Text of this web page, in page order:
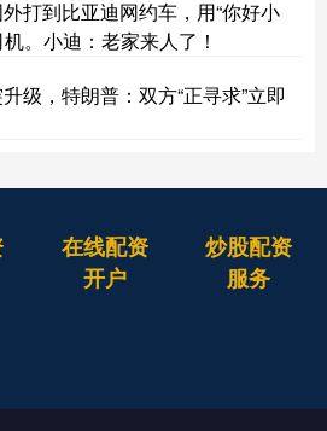
打到比亚迪网约车，用“你好小
。小迪：老家来人了！
级，特朗普：双方“正寻求”立即
在线配资
开户
炒股配资
服务